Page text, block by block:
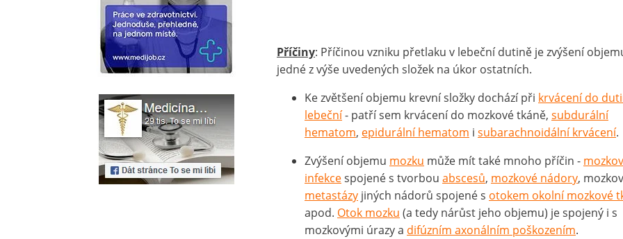
Příčiny: Příčinou vzniku přetlaku v lebeční dutině je zvýšení
jedné z výše uvedených složek na úkor ostatních.
Ke zvětšení objemu krevní složky dochází při krvácení do
lebeční- patří sem krvácení do mozkové tkáně, subdurální
hematom, epidurální hematom i subarachnoidální krvácení.
Zvýšení objemu mozku může mít také mnoho příčin -
infekcespojené s tvorbou abscesů, mozkové nádory,
metastázy jiných nádorů spojené s otokem okolní mozkové
apod. Otok mozku (a tedy nárůst jeho objemu) je spojený i s
mozkovými úrazy a difúzním axonálním poškozením.